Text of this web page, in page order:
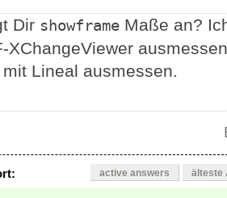
Dir showframe Maße an?
XChangeViewer
mit Lineal ausmessen.
active answers älteste